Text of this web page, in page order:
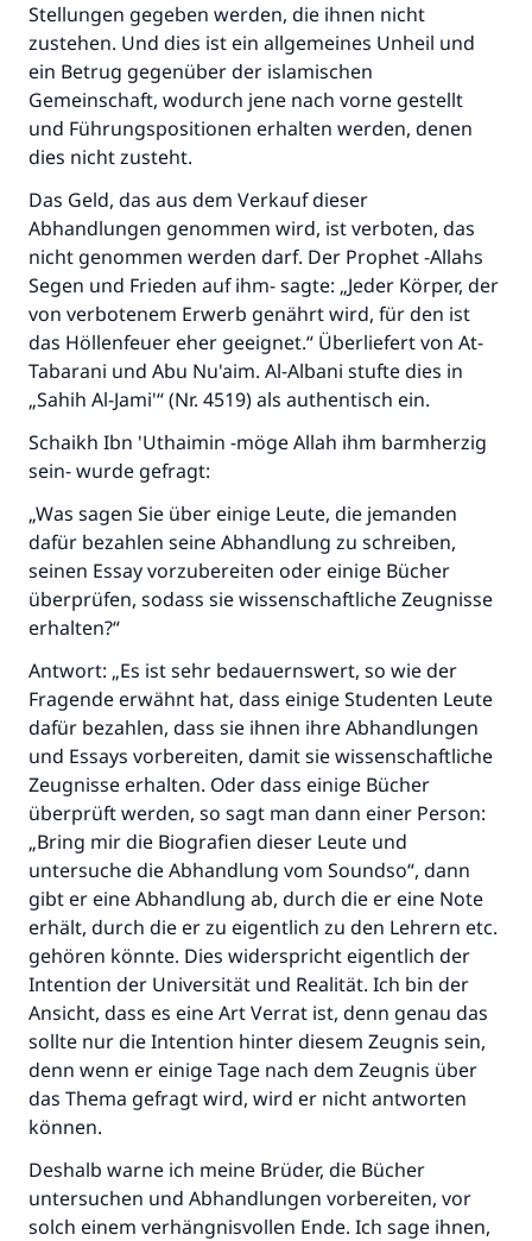
Stellungen gegeben werden, die ihnen nicht
zustehen. Und dies ist ein allgemeines Unheil und
ein Betrug gegenüber der islamischen
Gemeinschaft, wodurch jene nach vorne gestellt
und Führungspositionen erhalten werden, denen
dies nicht zusteht.
Das Geld, das aus dem Verkauf dieser
Abhandlungen genommen wird, ist verboten, das
nicht genommen werden darf. Der Prophet -Allahs
Segen und Frieden auf ihm- sagte: „Jeder Körper, der
von verbotenem Erwerb genährt wird, für den ist
das Höllenfeuer eher geeignet.“ Überliefert von At-
Tabarani und Abu Nu'aim. Al-Albani stufte dies in
„Sahih Al-Jami'“ (Nr. 4519) als authentisch ein.
Schaikh Ibn 'Uthaimin -möge Allah ihm barmherzig
sein- wurde gefragt:
„Was sagen Sie über einige Leute, die jemanden
dafür bezahlen seine Abhandlung zu schreiben,
seinen Essay vorzubereiten oder einige Bücher
überprüfen, sodass sie wissenschaftliche Zeugnisse
erhalten?“
Antwort: „Es ist sehr bedauernswert, so wie der
Fragende erwähnt hat, dass einige Studenten Leute
dafür bezahlen, dass sie ihnen ihre Abhandlungen
und Essays vorbereiten, damit sie wissenschaftliche
Zeugnisse erhalten. Oder dass einige Bücher
überprüft werden, so sagt man dann einer Person:
„Bring mir die Biografien dieser Leute und
untersuche die Abhandlung vom Soundso“, dann
gibt er eine Abhandlung ab, durch die er eine Note
erhält, durch die er zu eigentlich zu den Lehrern etc.
gehören könnte. Dies widerspricht eigentlich der
Intention der Universität und Realität. Ich bin der
Ansicht, dass es eine Art Verrat ist, denn genau das
sollte nur die Intention hinter diesem Zeugnis sein,
denn wenn er einige Tage nach dem Zeugnis über
das Thema gefragt wird, wird er nicht antworten
können.
Deshalb warne ich meine Brüder, die Bücher
untersuchen und Abhandlungen vorbereiten, vor
solch einem verhängnisvollen Ende. Ich sage ihnen,
Die Antwort Nr. 110845 rettete eine
Ehe.
Unterstütze die Arbeit von Islam Q&A
Der Prophet -Allahs Segen und Frieden auf
ihm- sagte:
"Wer zum Guten aufruft, hat den Lohn
(MUSLIM 1893)
Beitrag dazu